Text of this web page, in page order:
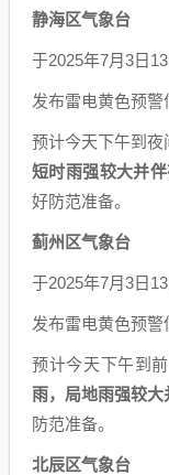
静海区气象台
于2025年7月3日
发布雷电黄色预警
预计今天下午到
短时雨强较大并
好防范准备。
蓟州区气象台
于2025年7月3日
发布雷电黄色预警
预计今天下午到
雨，局地雨强较
防范准备。
北辰区气象台